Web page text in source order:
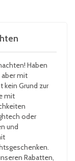
Haben
mit
kein Grund zur
mit
oder
und
Rabatten,